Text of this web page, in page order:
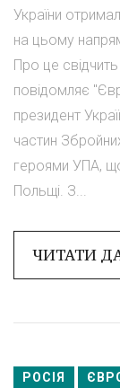
України
на цьому
Про це
повідомляє
президент
частин
героями УПА,
Польщі. З...
ЧИТАТИ
РОСІЯ